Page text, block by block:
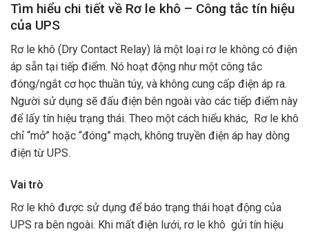
Tìm hiểu chi tiết về Rơ le khô – Công tắc tín hiệu
của UPS
Rơ le khô (Dry Contact Relay) là một loại rơ le không có điện
áp sẵn tại tiếp điểm. Nó hoạt động như một công tắc
đóng/ngắt cơ học thuần túy, và không cung cấp điện áp ra.
Người sử dụng sẽ đấu điện bên ngoài vào các tiếp điểm này
để lấy tín hiệu trạng thái. Theo một cách hiểu khác, Rơ le khô
chỉ “mở” hoặc “đóng” mạch, không truyền điện áp hay dòng
điện từ UPS.
Vai trò
Rơ le khô được sử dụng để báo trạng thái hoạt động của
UPS ra bên ngoài. Khi mất điện lưới, rơ le khô gửi tín hiệu